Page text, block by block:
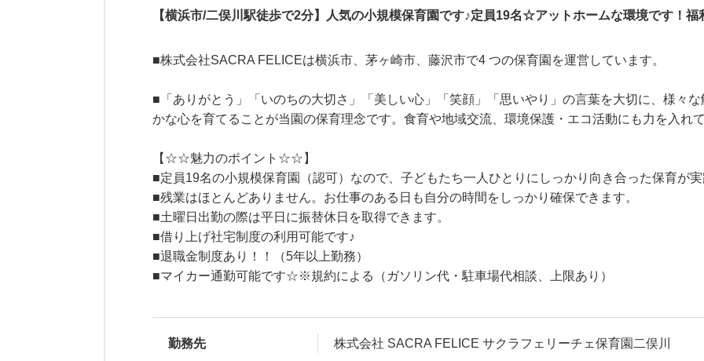
【横浜市/二俣川駅徒歩で2分】人気の小規模保育園です♪定員19名☆アットホームな環境です！
■株式会社SACRA FELICEは横浜市、茅ヶ崎市、藤沢市で4 つの保育園を運営しています。
■「ありがとう」「いのちの大切さ」「美しい心」「笑顔」「思いやり」の言葉を大切に、様々
かな心を育てることが当園の保育理念です。食育や地域交流、環境保護・エコ活動にも力を入れて
【☆☆魅力のポイント☆☆】
■定員19名の小規模保育園（認可）なので、子どもたち一人ひとりにしっかり向き合った保育が実
■残業はほとんどありません。お仕事のある日も自分の時間をしっかり確保できます。
■土曜日出勤の際は平日に振替休日を取得できます。
■借り上げ社宅制度の利用可能です♪
■退職金制度あり！！（5年以上勤務）
■マイカー通勤可能です☆※規約による（ガソリン代・駐車場代相談、上限あり）
勤務先 株式会社 SACRA FELICE サクラフェリーチェ保育園二俣川